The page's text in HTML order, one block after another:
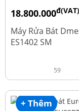
18.800.000đ(VAT)
23.500.000
Máy Rửa Bát
ES1402 SM
59
+ Thêm